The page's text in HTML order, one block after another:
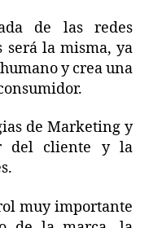
de las redes
será la misma, ya
y crea una
de Marketing y
del cliente y la
muy importante